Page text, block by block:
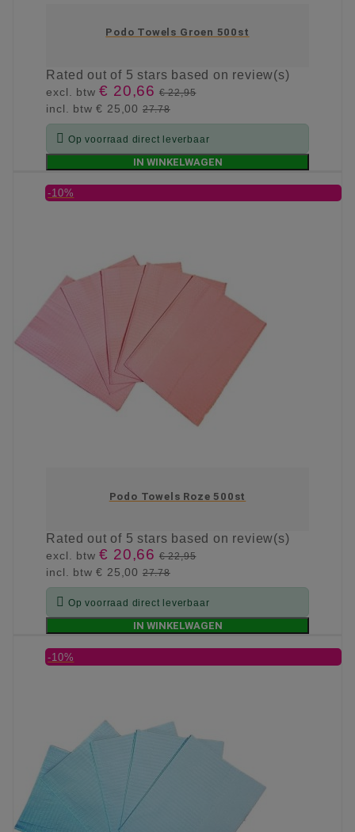
Podo Towels Groen 500st
Ratedout of 5 stars based on review(s)
excl. btw€ 20,66 € 22,95
incl. btw€ 25,00 27.78
 Op voorraad direct leverbaar
IN WINKELWAGEN
-10%
Podo Towels Roze 500st
Ratedout of 5 stars based on review(s)
excl. btw€ 20,66 € 22,95
incl. btw€ 25,00 27.78
 Op voorraad direct leverbaar
IN WINKELWAGEN
-10%